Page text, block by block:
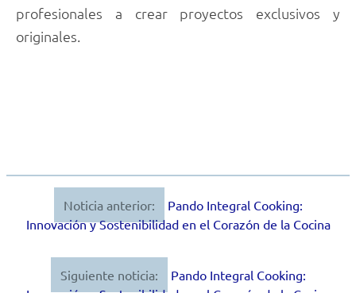
profesionales a crear proyectos exclusivos y
originales.
Navegación
de
entradas
Noticia anterior:
Pando Integral Cooking:
Innovación y Sostenibilidad en el Corazón de la Cocina
Siguiente noticia:
Pando Integral Cooking: